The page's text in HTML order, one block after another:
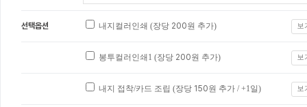
선택옵션 내지컬러인쇄 (장당 200원 추가) 보
봉투컬러인쇄1 (장당 200원 추가) 보
내지 접착/카드 조립 (장당 150원 추가 / +1일) 보